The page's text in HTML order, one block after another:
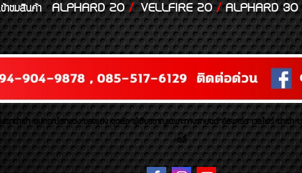
าชมสินค้า ALPHARD 20/VELLFIRE 20/ALPHARD 30
ถนำเข้า อุปกรณ์ตกแต่ง ของแต่ง ชุดล้อ ผู้เชี่ยวชาญเฉพาะทางรถยนต์ อัลพาร์ด เวลไฟร์ นำเข้า
สตี้